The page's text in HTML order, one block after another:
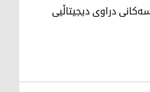
دراوی دیجیتاڵیی